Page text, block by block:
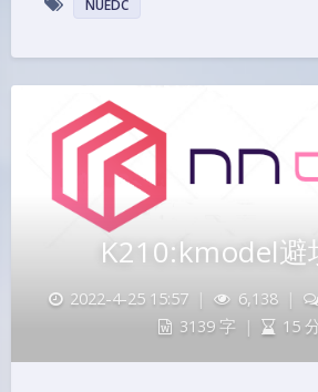
NUEDC
K210:kmodel避
2022-4-25 15:57 | 6,138 |
3139 字
| 15